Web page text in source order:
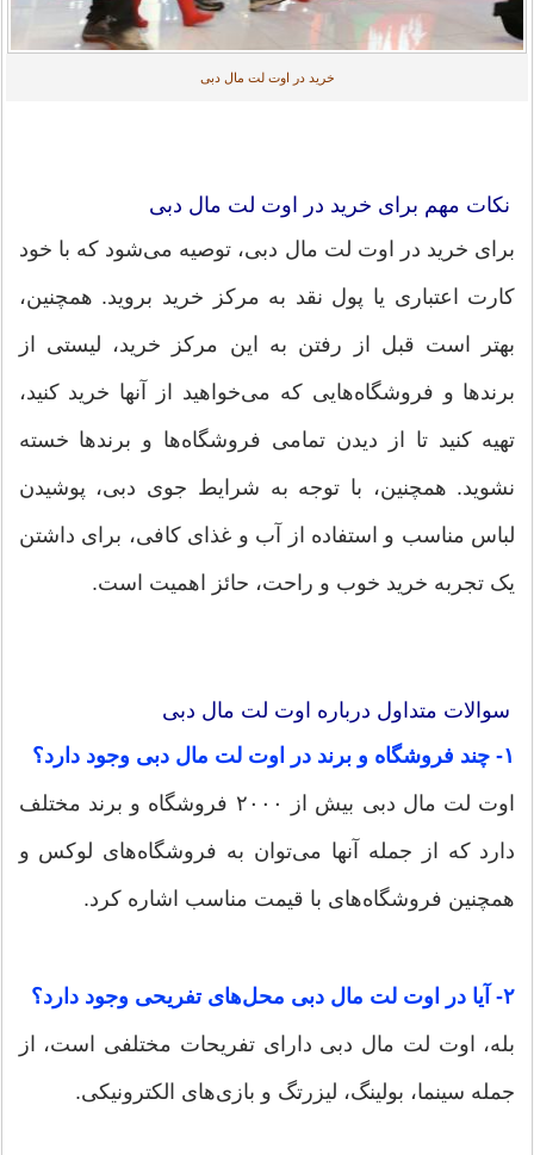
خرید در اوت لت مال دبی
نکات مهم برای خرید در اوت لت مال دبی
برای خرید در اوت لت مال دبی، توصیه می‌شود که با خود
کارت اعتباری یا پول نقد به مرکز خرید بروید. همچنین،
بهتر است قبل از رفتن به این مرکز خرید، لیستی از
برندها و فروشگاه‌هایی که می‌خواهید از آنها خرید کنید،
تهیه کنید تا از دیدن تمامی فروشگاه‌ها و برندها خسته
نشوید. همچنین، با توجه به شرایط جوی دبی، پوشیدن
لباس مناسب و استفاده از آب و غذای کافی، برای داشتن
یک تجربه خرید خوب و راحت، حائز اهمیت است.
سوالات متداول درباره اوت لت مال دبی
۱- چند فروشگاه و برند در اوت لت مال دبی وجود دارد؟
اوت لت مال دبی بیش از ۲۰۰۰ فروشگاه و برند مختلف
دارد که از جمله آنها می‌توان به فروشگاه‌های لوکس و
همچنین فروشگاه‌های با قیمت مناسب اشاره کرد.
۲- آیا در اوت لت مال دبی محل‌های تفریحی وجود دارد؟
بله، اوت لت مال دبی دارای تفریحات مختلفی است، از
جمله سینما، بولینگ، لیزرتگ و بازی‌های الکترونیکی.